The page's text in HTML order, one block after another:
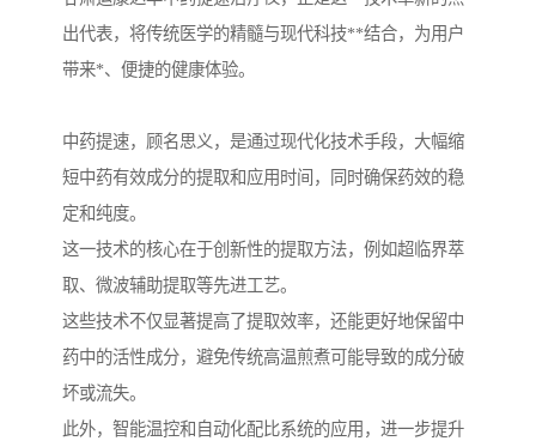
出代表，将传统医学的精髓与现代科技**结合，为用户
带来*、便捷的健康体验。
中药提速，顾名思义，是通过现代化技术手段，大幅缩
短中药有效成分的提取和应用时间，同时确保药效的稳
定和纯度。
这一技术的核心在于创新性的提取方法，例如超临界萃
取、微波辅助提取等先进工艺。
这些技术不仅显著提高了提取效率，还能更好地保留中
药中的活性成分，避免传统高温煎煮可能导致的成分破
坏或流失。
此外，智能温控和自动化配比系统的应用，进一步提升